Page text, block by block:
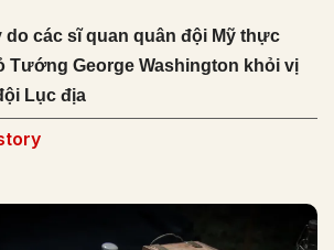
do các sĩ quan quân đội Mỹ thực
Tướng George Washington khỏi vị
Lục địa